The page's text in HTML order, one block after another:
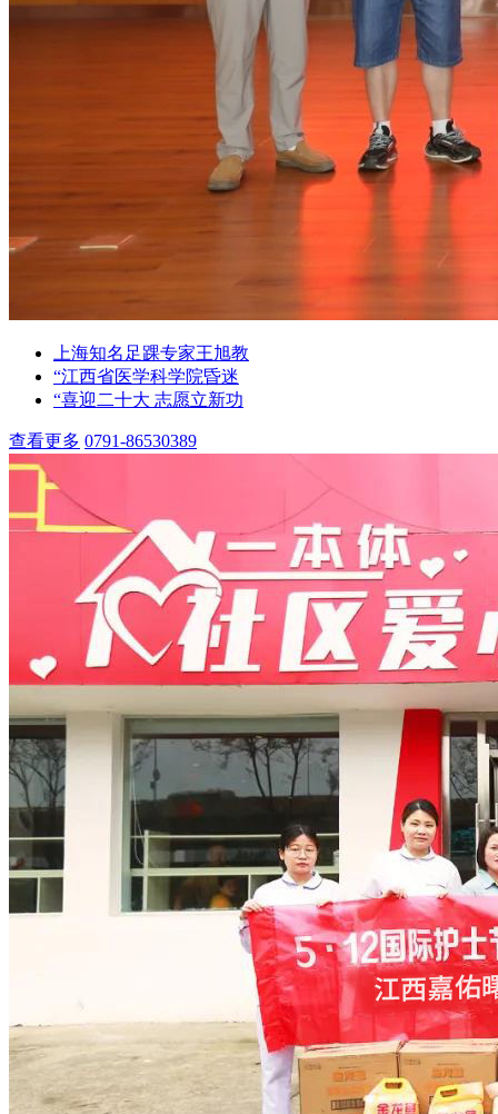
上海知名足踝专家王旭教
“江西省医学科学院昏迷
“喜迎二十大 志愿立新功
查看更多 0791-86530389